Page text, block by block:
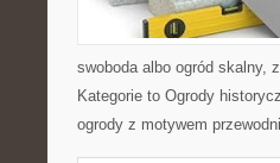
swoboda albo ogród skalny,
Kategorie to Ogrody
ogrody z motywem